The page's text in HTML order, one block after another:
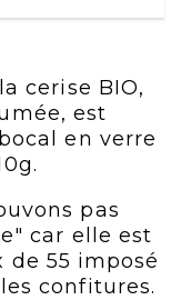
cerise BIO,
est
en verre
pas
car elle est
de 55 imposé
confitures.